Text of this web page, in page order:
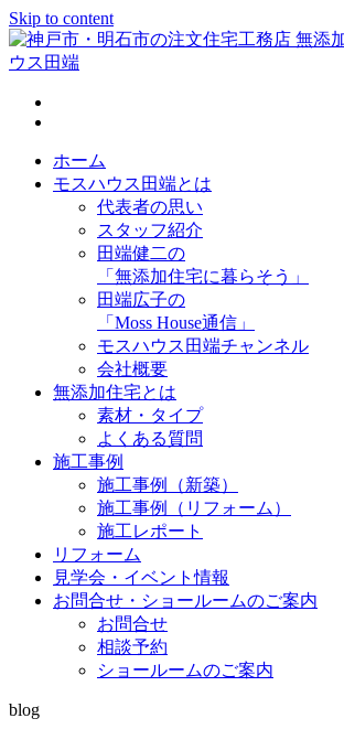
Skip to content
神戸市・明石市の注文住宅工務店 無添加
田端
ホーム
モスハウス田端とは
代表者の思い
スタッフ紹介
田端健二の
「無添加住宅に暮らそう」
田端広子の
「Moss House通信」
モスハウス田端チャンネル
会社概要
無添加住宅とは
素材・タイプ
よくある質問
施工事例
施工事例（新築）
施工事例（リフォーム）
施工レポート
リフォーム
見学会・イベント情報
お問合せ・ショールームのご案内
お問合せ
相談予約
ショールームのご案内
blog